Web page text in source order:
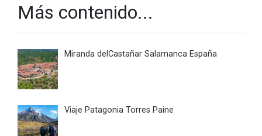
Más contenido...
Miranda delCastañar Salamanca España
Viaje Patagonia Torres Paine